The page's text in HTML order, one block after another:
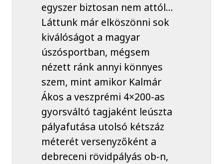
egyszer biztosan nem attól…
Láttunk már elköszönni sok
kiválóságot a magyar
úszósportban, mégsem
nézett ránk annyi könnyes
szem, mint amikor Kalmár
Ákos a veszprémi 4×200-as
gyorsváltó tagjaként leúszta
pályafutása utolsó kétszáz
méterét versenyzőként a
debreceni rövidpályás ob-n,